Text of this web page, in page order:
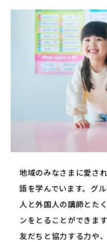
地域のみなさまに愛さ
語を学んでいます。グ
人と外国人の講師とた
ンをとることができま
友だちと協力する力や